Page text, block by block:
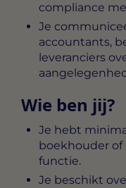
compliance
Je
accountants,
leveranciers
Wie ben jij?
Je hebt
boekhouder of
functie.
Je beschikt